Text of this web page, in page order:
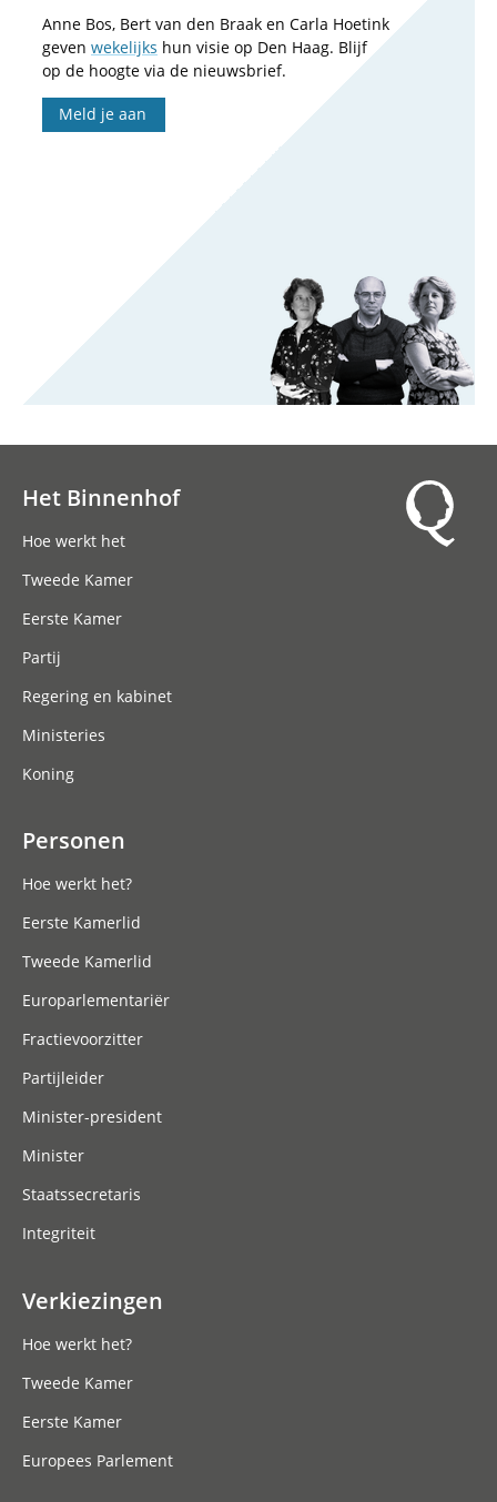
Anne Bos, Bert van den Braak en Carla Hoetink
geven wekelijks hun visie op Den Haag. Blijf
op de hoogte via de nieuwsbrief.
Meld je aan
Het Binnenhof
Hoe werkt het
Tweede Kamer
Eerste Kamer
Partij
Regering en kabinet
Ministeries
Koning
Personen
Hoe werkt het?
Eerste Kamerlid
Tweede Kamerlid
Europarlementariër
Fractievoorzitter
Partijleider
Minister-president
Minister
Staatssecretaris
Integriteit
Verkiezingen
Hoe werkt het?
Tweede Kamer
Eerste Kamer
Europees Parlement